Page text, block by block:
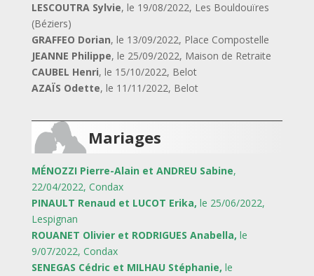
LESCOUTRA Sylvie, le 19/08/2022, Les Bouldouïres
(Béziers)
GRAFFEO Dorian, le 13/09/2022, Place Compostelle
JEANNE Philippe, le 25/09/2022, Maison de Retraite
CAUBEL Henri, le 15/10/2022, Belot
AZAÏS Odette, le 11/11/2022, Belot
Mariages
MÉNOZZI Pierre-Alain et ANDREU Sabine,
22/04/2022, Condax
PINAULT Renaud et LUCOT Erika, le 25/06/2022,
Lespignan
ROUANET Olivier et RODRIGUES Anabella, le
9/07/2022, Condax
SENEGAS Cédric et MILHAU Stéphanie, le